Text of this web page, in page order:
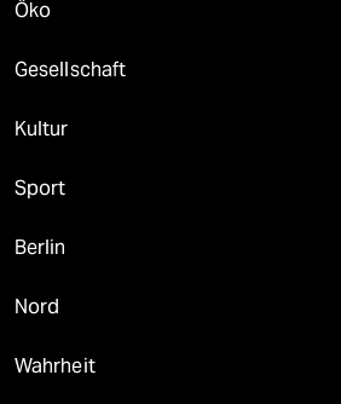
Öko
Gesellschaft
Kultur
Sport
Berlin
Nord
Wahrheit